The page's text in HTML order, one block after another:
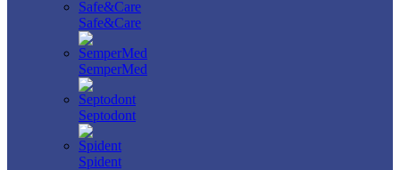
Safe&Care
SemperMed
Septodont
Spident